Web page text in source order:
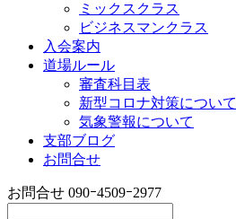
ミックスクラス
ビジネスマンクラス
入会案内
道場ルール
審査科目表
新型コロナ対策について
気象警報について
支部ブログ
お問合せ
お問合せ 090ｰ4509ｰ2977